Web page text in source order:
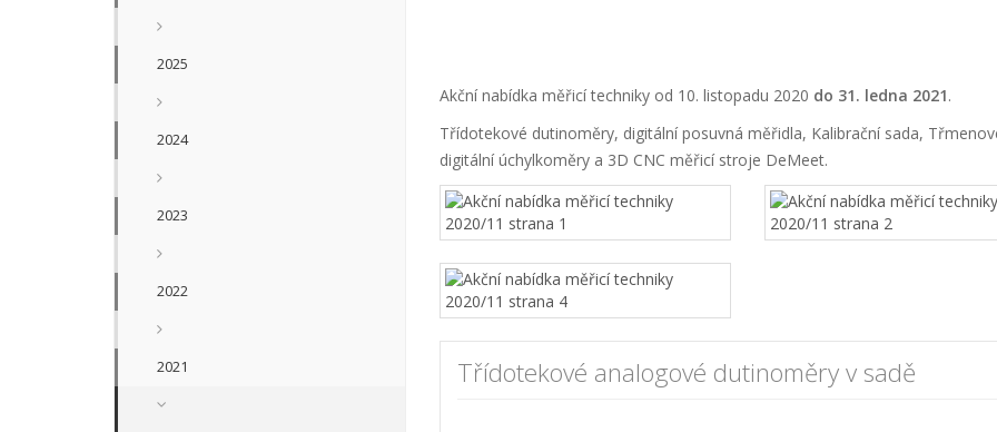
2025
2024
2023
2022
2021
Akční nabídka měřicí techniky od 10. listopadu 2020 do 31. ledna 2021.
Třídotekové dutinoměry, digitální posuvná měřidla, Kalibrační sada,
digitální úchylkoměry a 3D CNC měřicí stroje DeMeet.
Třídotekové analogové dutinoměry v sadě